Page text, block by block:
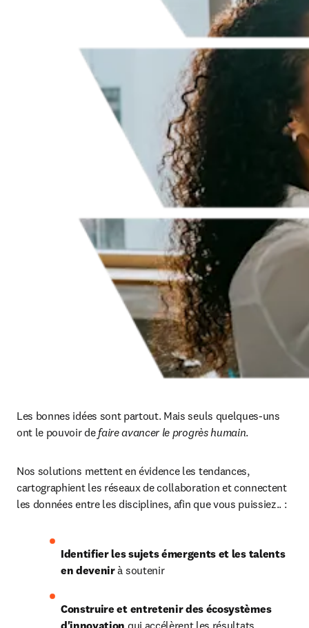
Les bonnes idées sont partout. Mais seuls quelques-uns
ont le pouvoir de faire avancer le progrès humain.
Nos solutions mettent en évidence les tendances,
cartographient les réseaux de collaboration et connectent
les données entre les disciplines, afin que vous puissiez.. :
Identifier les sujets émergents et les talents
en devenir à soutenir
Construire et entretenir des écosystèmes
d'innovation qui accélèrent les résultats